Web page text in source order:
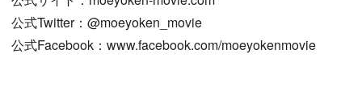
公式Twitter：@moeyoken_movie
公式Facebook：www.facebook.com/moeyokenmovie